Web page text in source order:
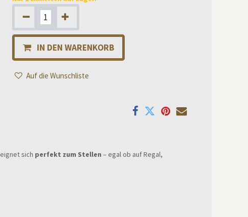
IN DEN WARENKORB
Auf die Wunschliste
sich perfekt zum Stellen – egal ob auf Regal,